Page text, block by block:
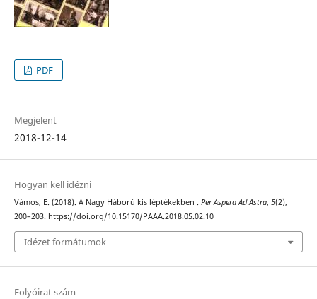
PDF
Megjelent
2018-12-14
Hogyan kell idézni
Vámos, E. (2018). A Nagy Háború kis léptékekben . Per Aspera Ad Astra, 5(2),
200–203. https://doi.org/10.15170/PAAA.2018.05.02.10
Idézet formátumok
Folyóirat szám